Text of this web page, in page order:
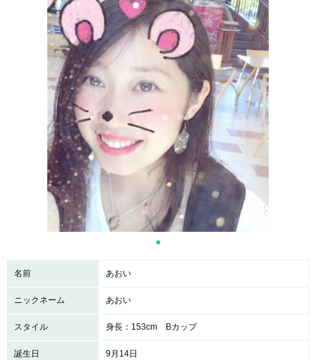
名前 あおい
ニックネーム あおい
スタイル 身長：153cm Bカップ
誕生日 9月14日